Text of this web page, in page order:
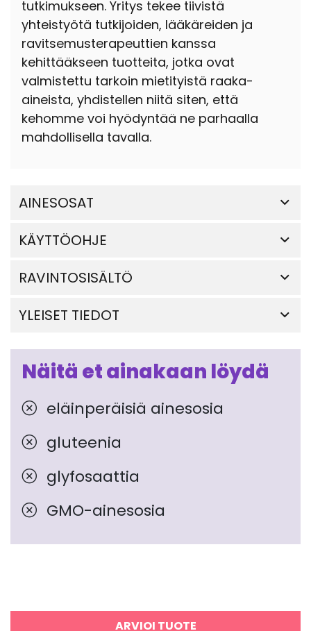
tutkimukseen. Yritys tekee tiivistä
yhteistyötä tutkijoiden, lääkäreiden ja
ravitsemusterapeuttien kanssa
kehittääkseen tuotteita, jotka ovat
valmistettu tarkoin mietityistä raaka-
aineista, yhdistellen niitä siten, että
kehomme voi hyödyntää ne parhaalla
mahdollisella tavalla.
AINESOSAT
KÄYTTÖOHJE
RAVINTOSISÄLTÖ
YLEISET TIEDOT
Näitä et ainakaan löydä
eläinperäisiä ainesosia
gluteenia
glyfosaattia
GMO-ainesosia
ARVIOI TUOTE